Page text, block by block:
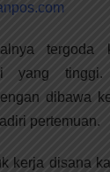
tergoda
yang tinggi.
dibawa
pertemuan.
kerja disana